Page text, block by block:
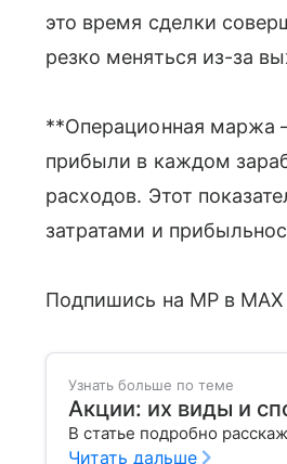
это время сделки
резко меняться из-за
**Операционная маржа
прибыли в каждом
расходов. Этот
затратами и
Подпишись на MP в MAX
Узнать больше по теме
Акции: их виды и
В статье подробно
Читать дальше